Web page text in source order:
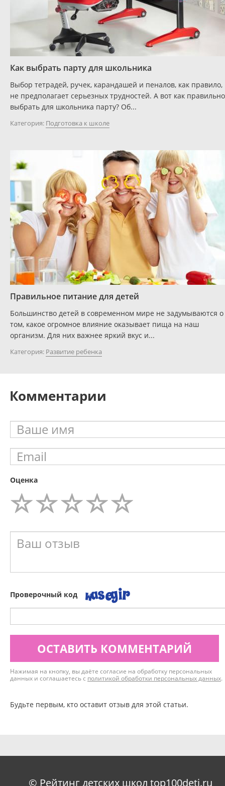
Как выбрать парту для школьника
Выбор тетрадей, ручек, карандашей и пеналов, как правило,
не предполагает серьезных трудностей. А вот как правильно
выбрать для школьника парту? Об...
Категория: Подготовка к школе
Правильное питание для детей
Большинство детей в современном мире не задумываются о
том, какое огромное влияние оказывает пища на наш
организм. Для них важнее яркий вкус и...
Категория: Развитие ребенка
Комментарии
Оценка
Проверочный код
ОСТАВИТЬ КОММЕНТАРИЙ
Нажимая на кнопку, вы даёте согласие на обработку персональных
данных и соглашаетесь с политикой обработки персональных данных.
Будьте первым, кто оставит отзыв для этой статьи.
© Рейтинг детских школ top100deti.ru